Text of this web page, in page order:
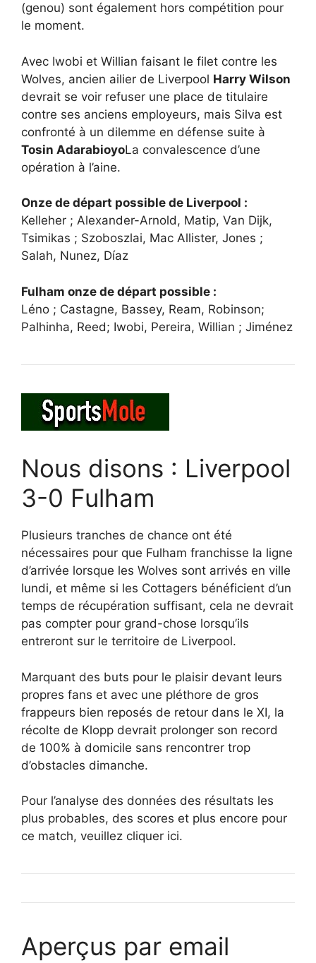
(genou) sont également hors compétition pour
le moment.
Avec Iwobi et Willian faisant le filet contre les
Wolves, ancien ailier de Liverpool Harry Wilson
devrait se voir refuser une place de titulaire
contre ses anciens employeurs, mais Silva est
confronté à un dilemme en défense suite à
Tosin AdarabioyoLa convalescence d’une
opération à l’aine.
Onze de départ possible de Liverpool :
Kelleher ; Alexander-Arnold, Matip, Van Dijk,
Tsimikas ; Szoboszlai, Mac Allister, Jones ;
Salah, Nunez, Díaz
Fulham onze de départ possible :
Léno ; Castagne, Bassey, Ream, Robinson;
Palhinha, Reed; Iwobi, Pereira, Willian ; Jiménez
Nous disons : Liverpool
3-0 Fulham
Plusieurs tranches de chance ont été
nécessaires pour que Fulham franchisse la ligne
d’arrivée lorsque les Wolves sont arrivés en ville
lundi, et même si les Cottagers bénéficient d’un
temps de récupération suffisant, cela ne devrait
pas compter pour grand-chose lorsqu’ils
entreront sur le territoire de Liverpool.
Marquant des buts pour le plaisir devant leurs
propres fans et avec une pléthore de gros
frappeurs bien reposés de retour dans le XI, la
récolte de Klopp devrait prolonger son record
de 100% à domicile sans rencontrer trop
d’obstacles dimanche.
Pour l’analyse des données des résultats les
plus probables, des scores et plus encore pour
ce match, veuillez cliquer ici.
Aperçus par email